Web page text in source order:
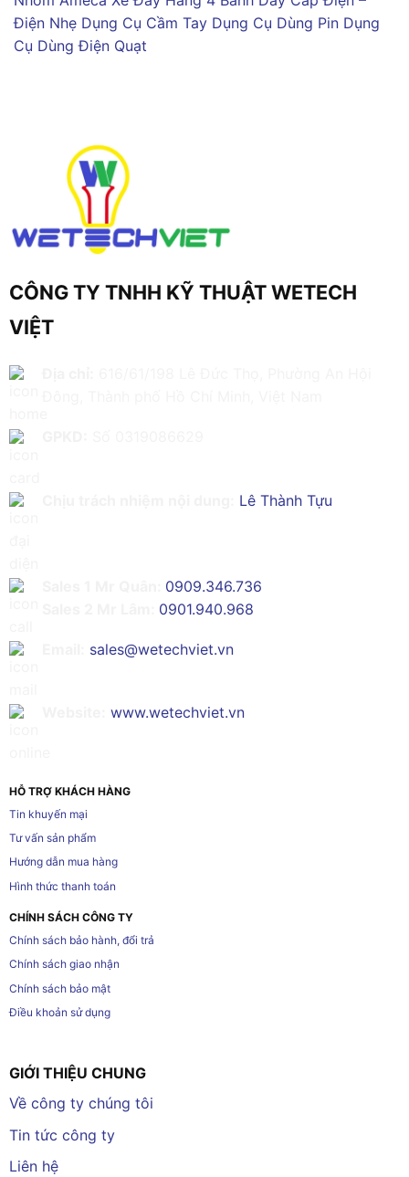
Điện Nhẹ Dụng Cụ Cầm Tay Dụng Cụ Dùng Pin Dụng
Cụ Dùng Điện Quạt
CÔNG TY TNHH KỸ THUẬT WETECH
VIỆT
Lê Thành Tựu
0909.346.736
0901.940.968
sales@wetechviet.vn
www.wetechviet.vn
HỖ TRỢ KHÁCH HÀNG
Tin khuyến mại
Tư vấn sản phẩm
Hướng dẫn mua hàng
Hình thức thanh toán
CHÍNH SÁCH CÔNG TY
Chính sách bảo hành, đổi trả
Chính sách giao nhận
Chính sách bảo mật
Điều khoản sử dụng
GIỚI THIỆU CHUNG
Về công ty chúng tôi
Tin tức công ty
Liên hệ